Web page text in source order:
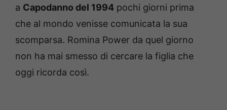
a Capodanno del 1994 pochi giorni prima
che al mondo venisse comunicata la sua
scomparsa. Romina Power da quel giorno
non ha mai smesso di cercare la figlia che
oggi ricorda così.